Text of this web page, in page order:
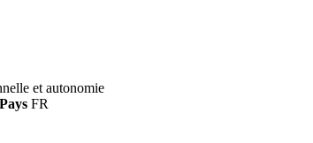
et autonomie
Pays FR